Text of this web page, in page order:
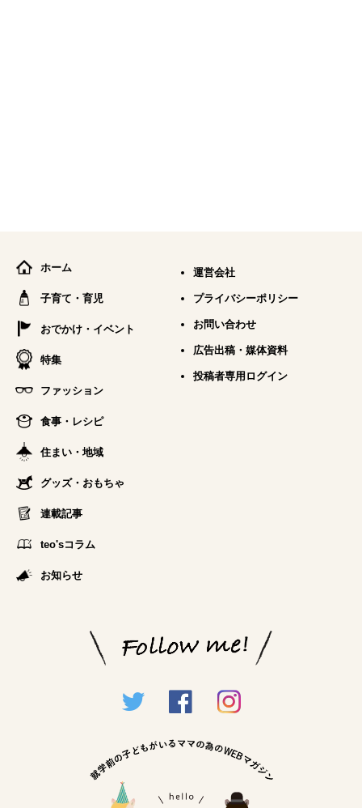
ホーム
子育て・育児
おでかけ・イベント
特集
ファッション
食事・レシピ
住まい・地域
グッズ・おもちゃ
連載記事
teo'sコラム
お知らせ
運営会社
プライバシーポリシー
お問い合わせ
広告出稿・媒体資料
投稿者専用ログイン